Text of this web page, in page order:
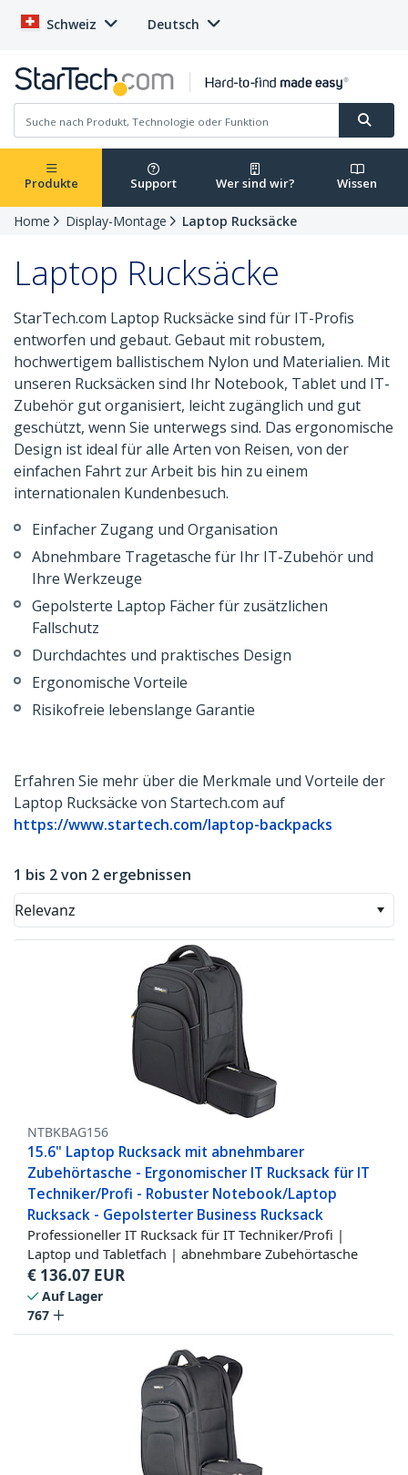
Schweiz Deutsch
Produkte Support Wer sind wir? Wissen
Home Display-Montage Laptop Rucksäcke
Laptop Rucksäcke
StarTech.com Laptop Rucksäcke sind für IT-Profis
entworfen und gebaut. Gebaut mit robustem,
hochwertigem ballistischem Nylon und Materialien. Mit
unseren Rucksäcken sind Ihr Notebook, Tablet und IT-
Zubehör gut organisiert, leicht zugänglich und gut
geschützt, wenn Sie unterwegs sind. Das ergonomische
Design ist ideal für alle Arten von Reisen, von der
einfachen Fahrt zur Arbeit bis hin zu einem
internationalen Kundenbesuch.
Einfacher Zugang und Organisation
Abnehmbare Tragetasche für Ihr IT-Zubehör und
Ihre Werkzeuge
Gepolsterte Laptop Fächer für zusätzlichen
Fallschutz
Durchdachtes und praktisches Design
Ergonomische Vorteile
Risikofreie lebenslange Garantie
Erfahren Sie mehr über die Merkmale und Vorteile der
Laptop Rucksäcke von Startech.com auf
https://www.startech.com/laptop-backpacks
1 bis 2 von 2 ergebnissen
Relevanz
NTBKBAG156
15.6" Laptop Rucksack mit abnehmbarer
Zubehörtasche - Ergonomischer IT Rucksack für IT
Techniker/Profi - Robuster Notebook/Laptop
Rucksack - Gepolsterter Business Rucksack
Professioneller IT Rucksack für IT Techniker/Profi |
Laptop und Tabletfach | abnehmbare Zubehörtasche
€ 136.07 EUR
Auf Lager
767